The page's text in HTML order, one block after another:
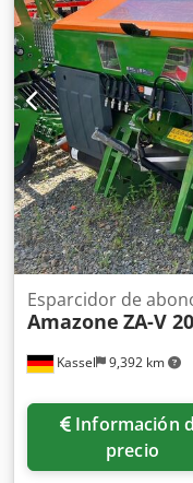
Kassel 9,392 km
Esparcidor de
Amazone ZA-V
Información de
precio